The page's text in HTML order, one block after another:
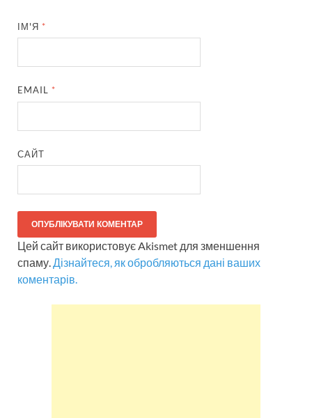
ІМ'Я *
EMAIL *
САЙТ
Цей сайт використовує Akismet для зменшення
спаму.Дізнайтеся, як обробляються дані ваших
коментарів.